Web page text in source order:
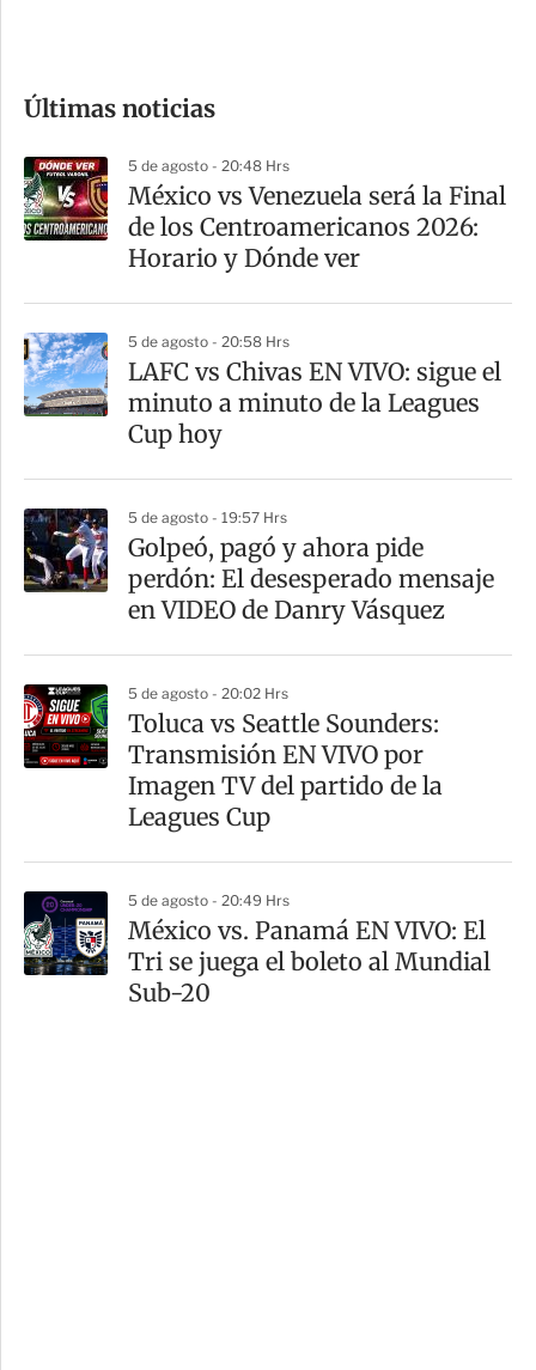
m
a
r
t
Últimas noticias
5 de agosto - 20:48 Hrs
México vs Venezuela será la Final
de los Centroamericanos 2026:
Horario y Dónde ver
5 de agosto - 20:58 Hrs
LAFC vs Chivas EN VIVO: sigue el
minuto a minuto de la Leagues
Cup hoy
5 de agosto - 19:57 Hrs
Golpeó, pagó y ahora pide
perdón: El desesperado mensaje
en VIDEO de Danry Vásquez
5 de agosto - 20:02 Hrs
Toluca vs Seattle Sounders:
Transmisión EN VIVO por
Imagen TV del partido de la
Leagues Cup
5 de agosto - 20:49 Hrs
México vs. Panamá EN VIVO: El
Tri se juega el boleto al Mundial
Sub-20